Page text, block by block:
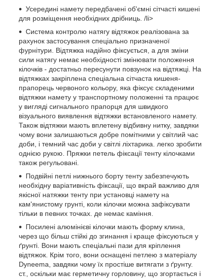
Усередині намету передбачені об'ємні сітчасті кишені
для розміщення необхідних дрібниць. /li>
Система контролю натягу відтяжок реалізована за
рахунок застосування спеціально призначеної
фурнітури. Відтяжка надійно фіксується, а для зміни
сили натягу немає необхідності змінювати положення
кілочків - достатньо пересунути повзунок на відтяжці. На
відтяжках закріплена спеціальна сітчаста кишеня-
прапорець червоного кольору, яка фіксує складеними
відтяжки намету у транспортному положенні та працює
у вигляді сигнального прапорця для швидкого
візуального виявлення відтяжки встановленого намету.
Також відтяжки мають вплетену відбивну нитку, завдяки
чому вони залишаються добре помітними у світлий час
доби, і темний час доби у світлі ліхтарика. легко зробити
однією рукою. Пряжки петель фіксації тенту кілочками
також регульовані.
Подвійні петлі нижнього борту тенту забезпечують
необхідну варіативність фіксації, що вкрай важливо для
якісної натяжки тенту при установці намету на
кам'янистому грунті, коли кілочки можна зафіксувати
тільки в певних точках. де немає каміння.
Посилені алюмінієві кілочки мають форму клина,
через що більш стійкі до згинання і краще фіксуються у
ґрунті. Вони мають спеціальні пази для кріплення
відтяжок. Крім того, вони оснащені петлею з матеріалу
Dyneema, завдяки чому їх простіше витягати з ґрунту.
ст., оскільки має герметичну горловину, що згортається і